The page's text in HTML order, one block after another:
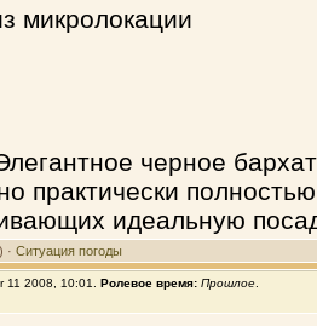
микролокации
черное
практически
идеальную
· Ситуация погоды
11 2008, 10:01 Ролевое время: Прошлое.